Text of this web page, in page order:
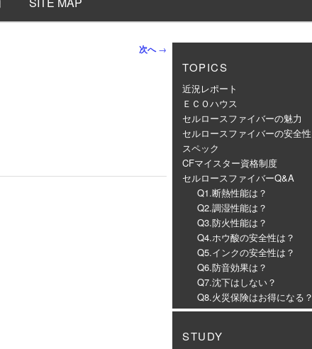
次へ→
TOPICS
近況レポート
ＥＣＯハウス
セルロースファイバーの魅力
セルロースファイバーの安全性
スペック
CFマイスター資格制度
セルロースファイバーQ&A
Q1.断熱性能は？
Q2.調湿性能は？
Q3.防火性能は？
Q4.ホウ酸の安全性は？
Q5.インクの安全性は？
Q6.防音効果は？
Q7.沈下はしない？
Q8.火災保険はお得になる？
STUDY